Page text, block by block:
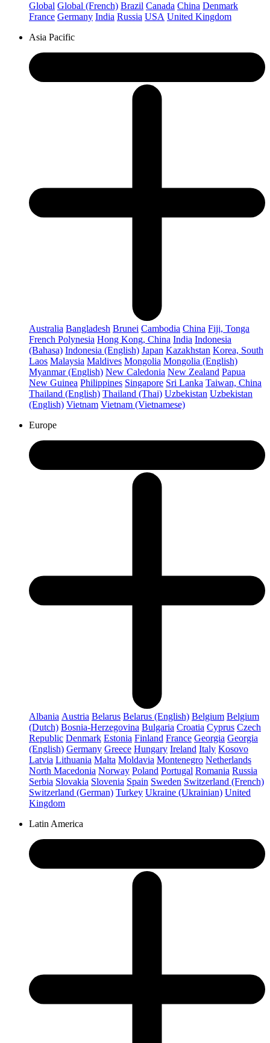
Global Global (French) Brazil Canada China Denmark
France Germany India Russia USA United Kingdom
Asia Pacific
Australia Bangladesh Brunei Cambodia China Fiji, Tonga
French Polynesia Hong Kong, China India Indonesia
(Bahasa) Indonesia (English) Japan Kazakhstan Korea, South
Laos Malaysia Maldives Mongolia Mongolia (English)
Myanmar (English) New Caledonia New Zealand Papua
New Guinea Philippines Singapore Sri Lanka Taiwan, China
Thailand (English) Thailand (Thai) Uzbekistan Uzbekistan
(English) Vietnam Vietnam (Vietnamese)
Europe
Albania Austria Belarus Belarus (English) Belgium Belgium
(Dutch) Bosnia-Herzegovina Bulgaria Croatia Cyprus Czech
Republic Denmark Estonia Finland France Georgia Georgia
(English) Germany Greece Hungary Ireland Italy Kosovo
Latvia Lithuania Malta Moldavia Montenegro Netherlands
North Macedonia Norway Poland Portugal Romania Russia
Serbia Slovakia Slovenia Spain Sweden Switzerland (French)
Switzerland (German) Turkey Ukraine (Ukrainian) United
Kingdom
Latin America